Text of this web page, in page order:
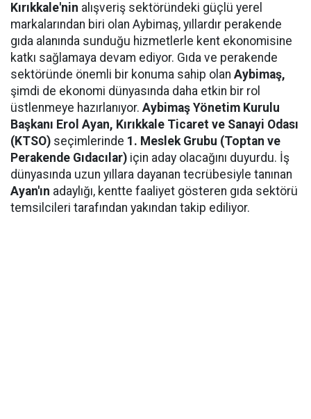
Kırıkkale'nin alışveriş sektöründeki güçlü yerel
markalarından biri olan Aybimaş, yıllardır perakende
gıda alanında sunduğu hizmetlerle kent ekonomisine
katkı sağlamaya devam ediyor. Gıda ve perakende
sektöründe önemli bir konuma sahip olan Aybimaş,
şimdi de ekonomi dünyasında daha etkin bir rol
üstlenmeye hazırlanıyor. Aybimaş Yönetim Kurulu
Başkanı Erol Ayan, Kırıkkale Ticaret ve Sanayi Odası
(KTSO) seçimlerinde 1. Meslek Grubu (Toptan ve
Perakende Gıdacılar) için aday olacağını duyurdu. İş
dünyasında uzun yıllara dayanan tecrübesiyle tanınan
Ayan'ın adaylığı, kentte faaliyet gösteren gıda sektörü
temsilcileri tarafından yakından takip ediliyor.